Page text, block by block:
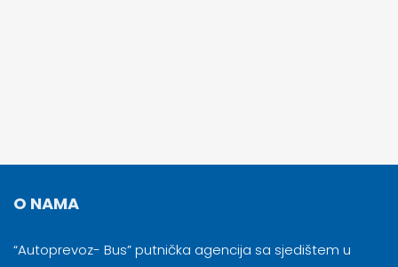
O NAMA
“Autoprevoz- Bus” putnička agencija sa sjedištem u